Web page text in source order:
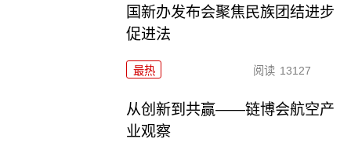
国新办发布会聚焦民族团结进步
促进法
最热 阅读 13127
从创新到共赢——链博会航空产
业观察